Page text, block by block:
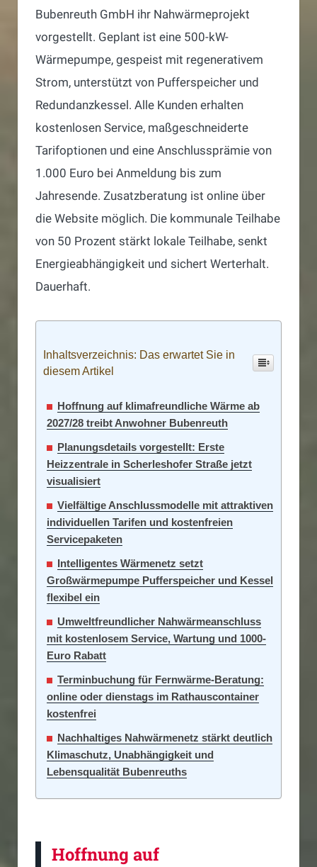
Bubenreuth GmbH ihr Nahwärmeprojekt
vorgestellt. Geplant ist eine 500-kW-
Wärmepumpe, gespeist mit regenerativem
Strom, unterstützt von Pufferspeicher und
Redundanzkessel. Alle Kunden erhalten
kostenlosen Service, maßgeschneiderte
Tarifoptionen und eine Anschlussprämie von
1.000 Euro bei Anmeldung bis zum
Jahresende. Zusatzberatung ist online über
die Website möglich. Die kommunale Teilhabe
von 50 Prozent stärkt lokale Teilhabe, senkt
Energieabhängigkeit und sichert Werterhalt.
Dauerhaft.
Inhaltsverzeichnis: Das erwartet Sie in
diesem Artikel
Hoffnung auf klimafreundliche Wärme ab
2027/28 treibt Anwohner Bubenreuth
Planungsdetails vorgestellt: Erste
Heizzentrale in Scherleshofer Straße jetzt
visualisiert
Vielfältige Anschlussmodelle mit attraktiven
individuellen Tarifen und kostenfreien
Servicepaketen
Intelligentes Wärmenetz setzt
Großwärmepumpe Pufferspeicher und Kessel
flexibel ein
Umweltfreundlicher Nahwärmeanschluss
mit kostenlosem Service, Wartung und 1000-
Euro Rabatt
Terminbuchung für Fernwärme-Beratung:
online oder dienstags im Rathauscontainer
kostenfrei
Nachhaltiges Nahwärmenetz stärkt deutlich
Klimaschutz, Unabhängigkeit und
Lebensqualität Bubenreuths
Hoffnung auf